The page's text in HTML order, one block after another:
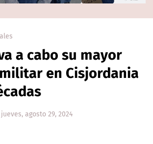
a cabo su mayor
en Cisjordania
jueves, agosto 29, 2024